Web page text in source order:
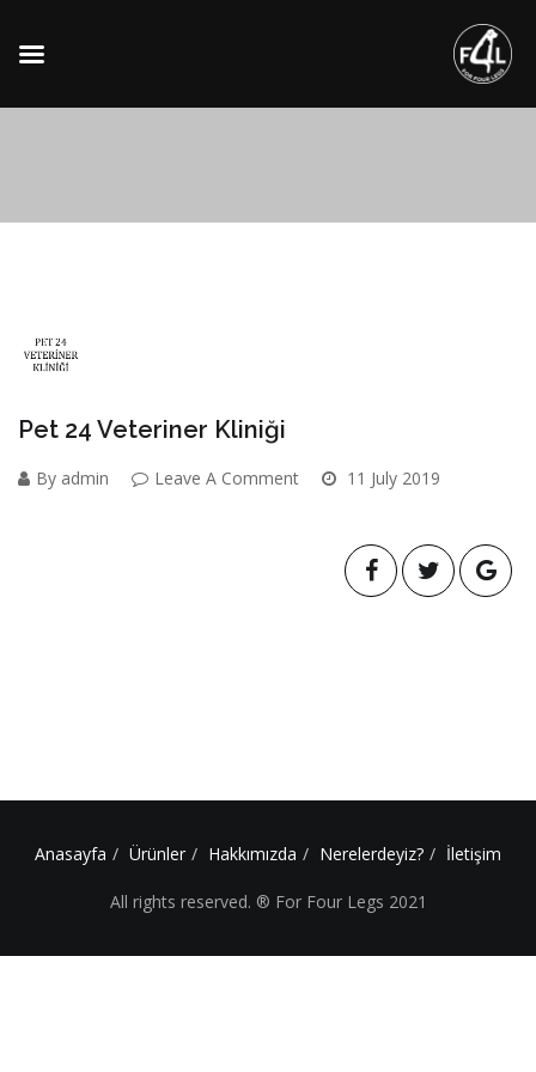
Pet 24 Veteriner Kliniği
By admin Leave A Comment 11 July 2019
Anasayfa Ürünler Hakkımızda Nerelerdeyiz? İletişim
All rights reserved. ® For Four Legs 2021